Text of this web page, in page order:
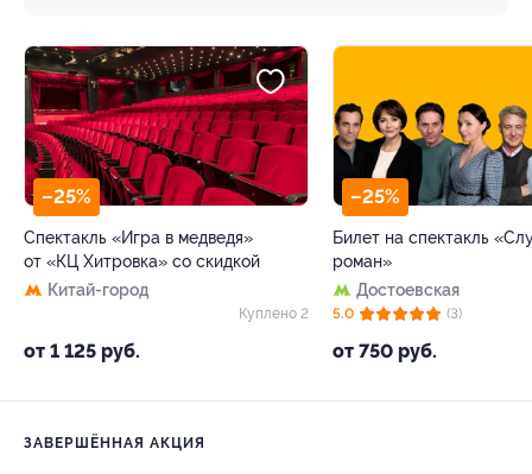
–25%
Спектакль «Игра в медведя»
от «КЦ Хитровка» со скидкой
Китай-город
от 1 125 руб.
Куплено 2
–25%
Билет на спектакль
роман»
Достоевская
от 750 руб.
5.0 (3)
ЗАВЕРШЁННАЯ АКЦИЯ